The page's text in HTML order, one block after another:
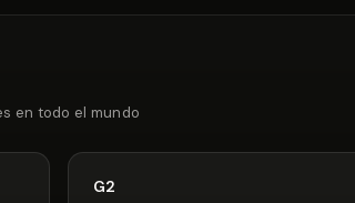
en todo el mundo
G2